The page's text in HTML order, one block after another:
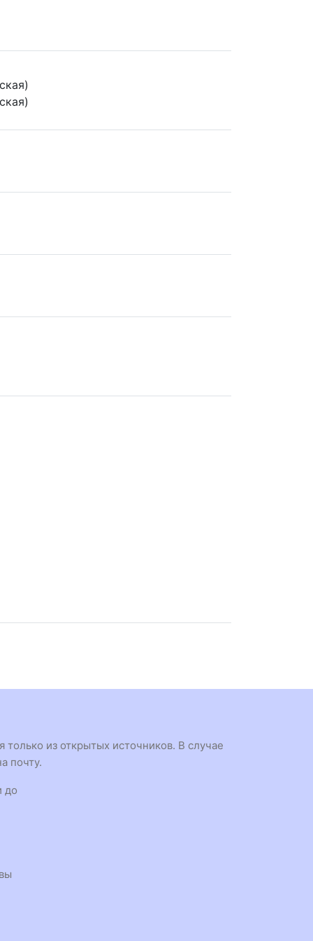
только из открытых источников. В случае
почту.
до